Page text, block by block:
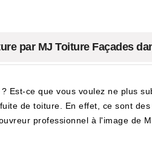
par MJ Toiture Façades
ce que vous voulez ne plus
de toiture. En effet, ce sont
professionnel à l'image de